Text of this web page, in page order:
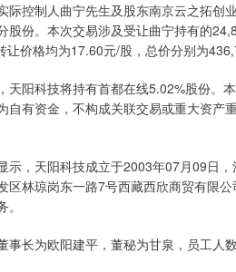
际控制人曲宁先生及股东南京云之拓创
股份。本次交易涉及受让曲宁持有的
让价格均为17.60元/股，总价分别为
天阳科技将持有首都在线5.02%股份。
自有资金，不构成关联交易或重大资产
示，天阳科技成立于2003年07月09日
区林琼岗东一路7号西藏西欣商贸有限
事长为欧阳建平，董秘为甘泉，员工人